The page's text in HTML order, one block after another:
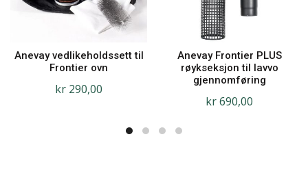
Anevay vedlikeholdssett til
Frontier ovn
kr 290,00
Anevay Frontier PLUS
røykseksjon til lavvo
gjennomføring
kr690,00